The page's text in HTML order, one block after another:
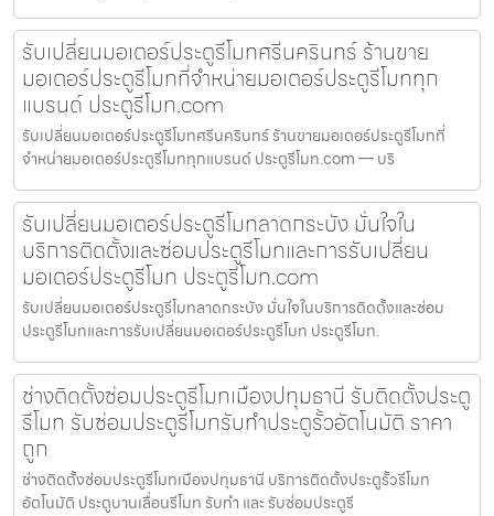
รับเปลี่ยนมอเตอร์ประตูรีโมทศรีนครินทร์ ร้านขาย
มอเตอร์ประตูรีโมทที่จำหน่ายมอเตอร์ประตูรีโมททุก
แบรนด์ ประตูรีโมท.com
รับเปลี่ยนมอเตอร์ประตูรีโมทศรีนครินทร์ ร้านขายมอเตอร์ประตูรีโมทที่
จำหน่ายมอเตอร์ประตูรีโมททุกแบรนด์ ประตูรีโมท.com — บริ
รับเปลี่ยนมอเตอร์ประตูรีโมทลาดกระบัง มั่นใจใน
บริการติดตั้งและซ่อมประตูรีโมทและการรับเปลี่ยน
มอเตอร์ประตูรีโมท ประตูรีโมท.com
รับเปลี่ยนมอเตอร์ประตูรีโมทลาดกระบัง มั่นใจในบริการติดตั้งและซ่อม
ประตูรีโมทและการรับเปลี่ยนมอเตอร์ประตูรีโมท ประตูรีโมท.
ช่างติดตั้งซ่อมประตูรีโมทเมืองปทุมธานี รับติดตั้งประตู
รีโมท รับซ่อมประตูรีโมทรับทำประตูรั้วอัตโนมัติ ราคา
ถูก
ช่างติดตั้งซ่อมประตูรีโมทเมืองปทุมธานี บริการติดตั้งประตูรั้วรีโมท
อัตโนมัติ ประตูบานเลื่อนรีโมท รับทำ และ รับซ่อมประตูรี